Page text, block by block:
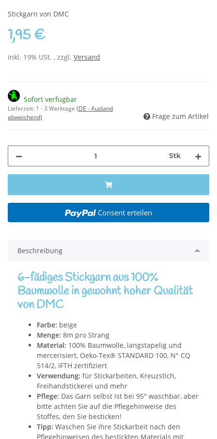
Stickgarn von DMC
1,95 €
inkl. 19% USt. , zzgl. Versand
Sofort verfügbar
Lieferzeit: 1 - 3 Werktage (DE - Ausland
abweichend)
Frage zum Artikel
Stk
Consent erteilen
Beschreibung
6-fädiges Stickgarn aus 100%
Baumwolle in gewohnt hoher Qualität
von DMC
Farbe: beige
Menge: 8m pro Strang
Material: 100% Baumwolle, langstapelig und
mercerisiert, Oeko-Tex® STANDARD 100, N° CQ
514/2, IFTH zertifiziert
Verwendung: für Stickarbeiten, Kreuzstich,
Freihandstickerei und mehr
Pflege: Das Garn selbst ist bei 95° waschbar, aber
bitte achten Sie auf die Pflegehinweise des
Stoffes, den Sie besticken!
Tipp: Waschen Sie ihre Stickarbeit nach den
Pflegehinweisen des bestickten Materials mit